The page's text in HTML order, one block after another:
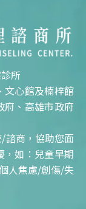
所
文心館及楠梓館
府、高雄市政府
諮商，協助您面
，如：兒童早期
人焦慮/創傷/失